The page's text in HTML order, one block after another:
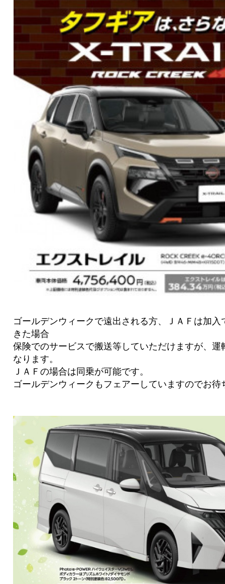
ゴールデンウィークで遠出される方、ＪＡＦは加
きた場合
保険でのサービスで搬送等していただけますが、
なります。
ＪＡＦの場合は同乗が可能です。
ゴールデンウィークもフェアーしていますのでお待